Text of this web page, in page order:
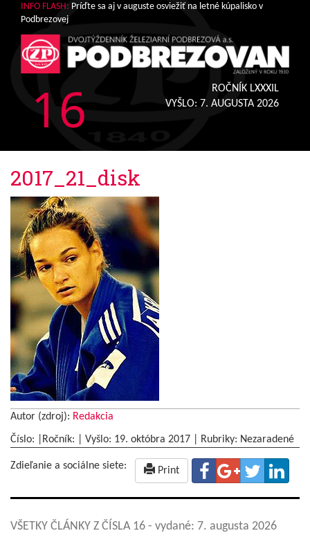
INFO FLASH: Príďte sa aj v auguste osviežiť na letné kúpalisko v
Podbrezovej
16
ROČNÍK LXXXIL
VYŠLO: 7. AUGUSTA 2026
2017_21_disk
Autor (zdroj): Redakcia
Číslo: |Ročník: | Vyšlo: 19. októbra 2017 Rubriky: Nezaradené
Zdieľanie a sociálne siete: Print
VŠETKY ČLÁNKY Z ČÍSLA 16 - vydané: 7. augusta 2026